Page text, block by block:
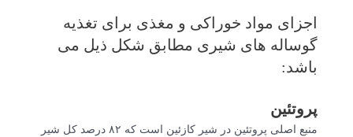
اجزای مواد خوراکی و مغذی برای تغذیه
گوساله های شیری مطابق شکل ذیل می
باشد:
پروتئین
منبع اصلی پروتئین در شیر کازئین است که ۸۲ درصد کل شیر